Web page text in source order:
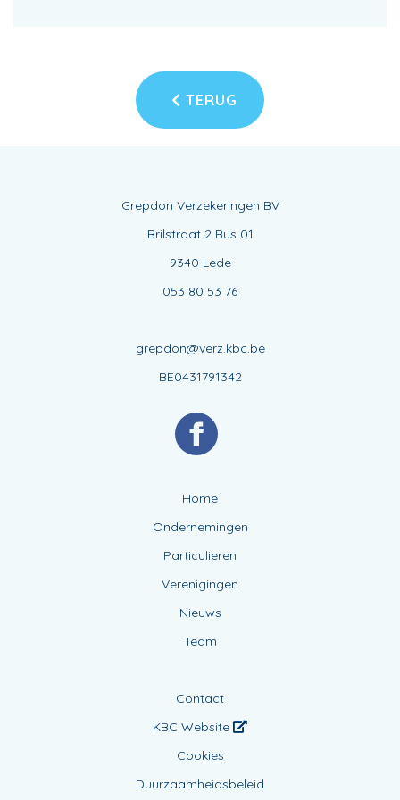
TERUG
Grepdon Verzekeringen BV
Brilstraat 2 Bus 01
9340 Lede
053 80 53 76
grepdon@verz.kbc.be
BE0431791342
Home
Ondernemingen
Particulieren
Verenigingen
Nieuws
Team
Contact
KBC Website
Cookies
Duurzaamheidsbeleid